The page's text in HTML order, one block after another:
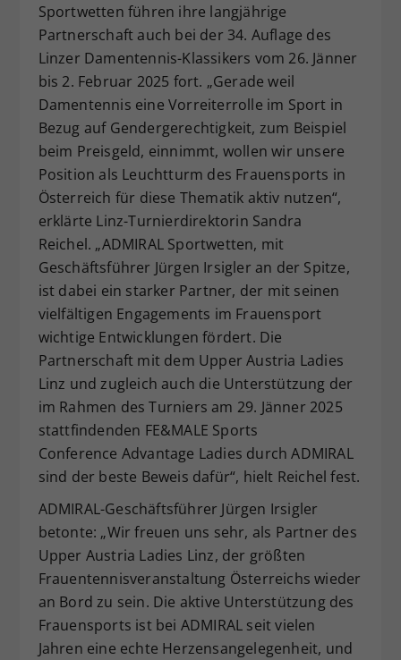
Sportwetten führen ihre langjährige
Partnerschaft auch bei der 34. Auflage des
Linzer Damentennis-Klassikers vom 26. Jänner
bis 2. Februar 2025 fort. „Gerade weil
Damentennis eine Vorreiterrolle im Sport in
Bezug auf Gendergerechtigkeit, zum Beispiel
beim Preisgeld, einnimmt, wollen wir unsere
Position als Leuchtturm des Frauensports in
Österreich für diese Thematik aktiv nutzen“,
erklärte Linz-Turnierdirektorin Sandra
Reichel. „ADMIRAL Sportwetten, mit
Geschäftsführer Jürgen Irsigler an der Spitze,
ist dabei ein starker Partner, der mit seinen
vielfältigen Engagements im Frauensport
wichtige Entwicklungen fördert. Die
Partnerschaft mit dem Upper Austria Ladies
Linz und zugleich auch die Unterstützung der
im Rahmen des Turniers am 29. Jänner 2025
stattfindenden FE&MALE Sports
Conference Advantage Ladies durch ADMIRAL
sind der beste Beweis dafür“, hielt Reichel fest.
ADMIRAL-Geschäftsführer Jürgen Irsigler
betonte: „Wir freuen uns sehr, als Partner des
Upper Austria Ladies Linz, der größten
Frauentennisveranstaltung Österreichs wieder
an Bord zu sein. Die aktive Unterstützung des
Frauensports ist bei ADMIRAL seit vielen
Jahren eine echte Herzensangelegenheit, und
Zweck
Dieser Wert speichert Ihre Consent-
Einstellungen. Unter anderem eine
zufällig generierte ID, für die
historische Speicherung Ihrer
vorgenommen Einstellungen, falls der
Webseiten-Betreiber dies eingestellt